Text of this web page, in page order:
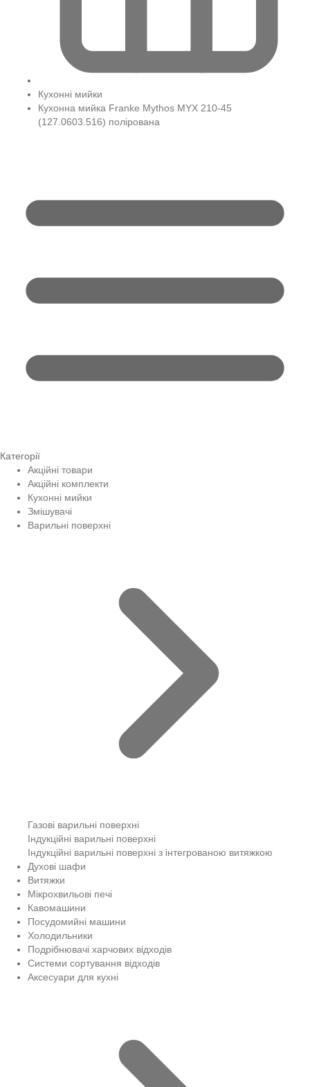
Кухонні мийки
Кухонна мийка Franke Mythos MYX 210-45
(127.0603.516) полірована
Категорії
Акційні товари
Акційні комплекти
Кухонні мийки
Змішувачі
Варильні поверхні
Газові варильні поверхні
Індукційні варильні поверхні
Індукційні варильні поверхні з інтегрованою витяжкою
Духові шафи
Витяжки
Мікрохвильові печі
Кавомашини
Посудомийні машини
Холодильники
Подрібнювачі харчових відходів
Системи сортування відходів
Аксесуари для кухні